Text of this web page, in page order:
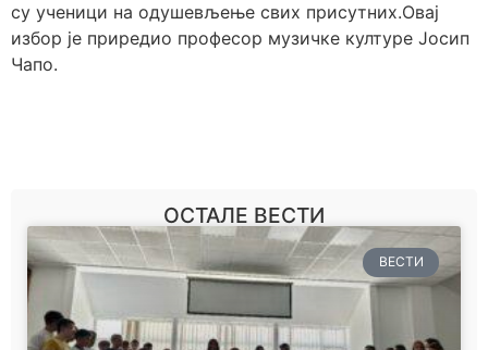
су ученици на одушевљење свих присутних.Овај
избор је приредио професор музичке културе Јосип
Чапо.
ОСТАЛЕ ВЕСТИ
ВЕСТИ